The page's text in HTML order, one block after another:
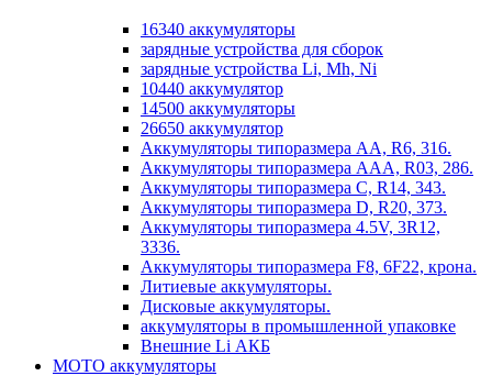
16340 аккумуляторы
зарядные устройства для сборок
зарядные устройства Li, Mh, Ni
10440 аккумулятор
14500 аккумуляторы
26650 аккумулятор
Аккумуляторы типоразмера АА, R6, 316.
Аккумуляторы типоразмера ААА, R03, 286.
Аккумуляторы типоразмера С, R14, 343.
Аккумуляторы типоразмера D, R20, 373.
Аккумуляторы типоразмера 4.5V, 3R12,
3336.
Аккумуляторы типоразмера F8, 6F22, крона.
Литиевые аккумуляторы.
Дисковые аккумуляторы.
аккумуляторы в промышленной упаковке
Внешние Li АКБ
МОТО аккумуляторы